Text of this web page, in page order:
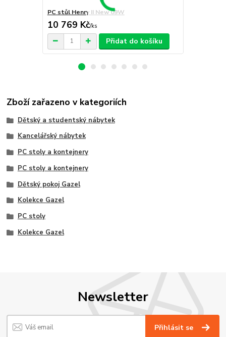
PC stůl Henry II New 09W
10 769 Kč/ks
Přidat do košíku
Zboží zařazeno v kategoriích
Dětský a studentský nábytek
Kancelářský nábytek
PC stoly a kontejnery
PC stoly a kontejnery
Dětský pokoj Gazel
Kolekce Gazel
PC stoly
Kolekce Gazel
Newsletter
Přihlásit se